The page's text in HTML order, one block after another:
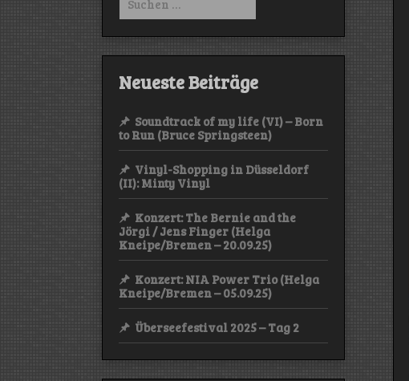
nach:
Neueste Beiträge
Soundtrack of my life (VI) – Born
to Run (Bruce Springsteen)
Vinyl-Shopping in Düsseldorf
(II): Minty Vinyl
Konzert: The Bernie and the
Jörgi / Jens Finger (Helga
Kneipe/Bremen – 20.09.25)
Konzert: NIA Power Trio (Helga
Kneipe/Bremen – 05.09.25)
Überseefestival 2025 – Tag 2